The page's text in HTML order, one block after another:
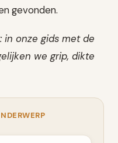
gevonden.
in onze gids met de
we grip, dikte